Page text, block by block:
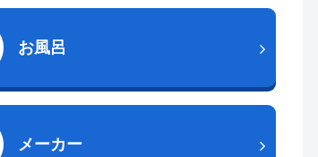
お風呂
メーカー